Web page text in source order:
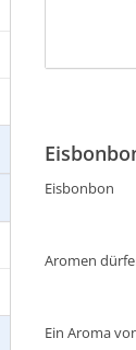
Eisbonbon
Aromen
Ein Aroma